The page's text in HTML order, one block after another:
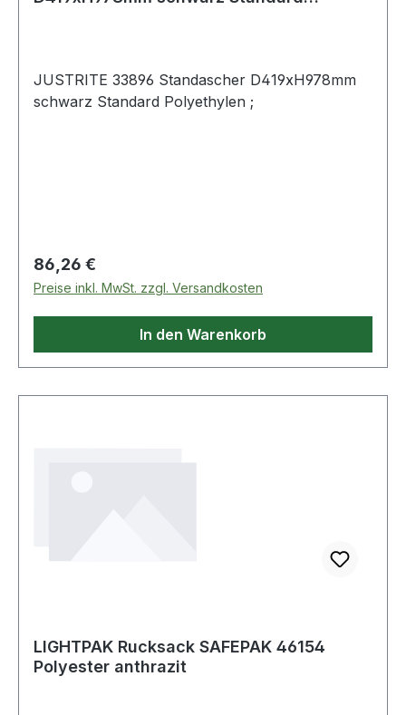
JUSTRITE 33896 Standascher D419xH978mm
schwarz Standard Polyethylen ;
Regulärer Preis:
86,26 €
Preise inkl. MwSt. zzgl. Versandkosten
In den Warenkorb
LIGHTPAK Rucksack SAFEPAK 46154
Polyester anthrazit